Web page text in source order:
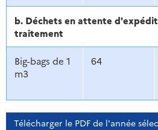
b. Déchets en attente
traitement
Big-bags de 1
m3
64
Télécharger le PDF de l'année